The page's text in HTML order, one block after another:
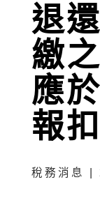
退
繳
應
報
稅務消息